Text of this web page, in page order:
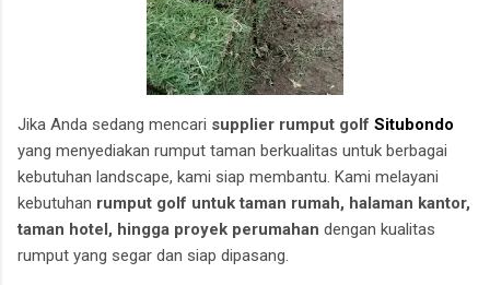
Jika Anda sedang mencari supplier rumput golf Situbondo
yang menyediakan rumput taman berkualitas untuk berbagai
kebutuhan landscape, kami siap membantu. Kami melayani
kebutuhan rumput golf untuk taman rumah, halaman kantor,
taman hotel, hingga proyek perumahan dengan kualitas
rumput yang segar dan siap dipasang.